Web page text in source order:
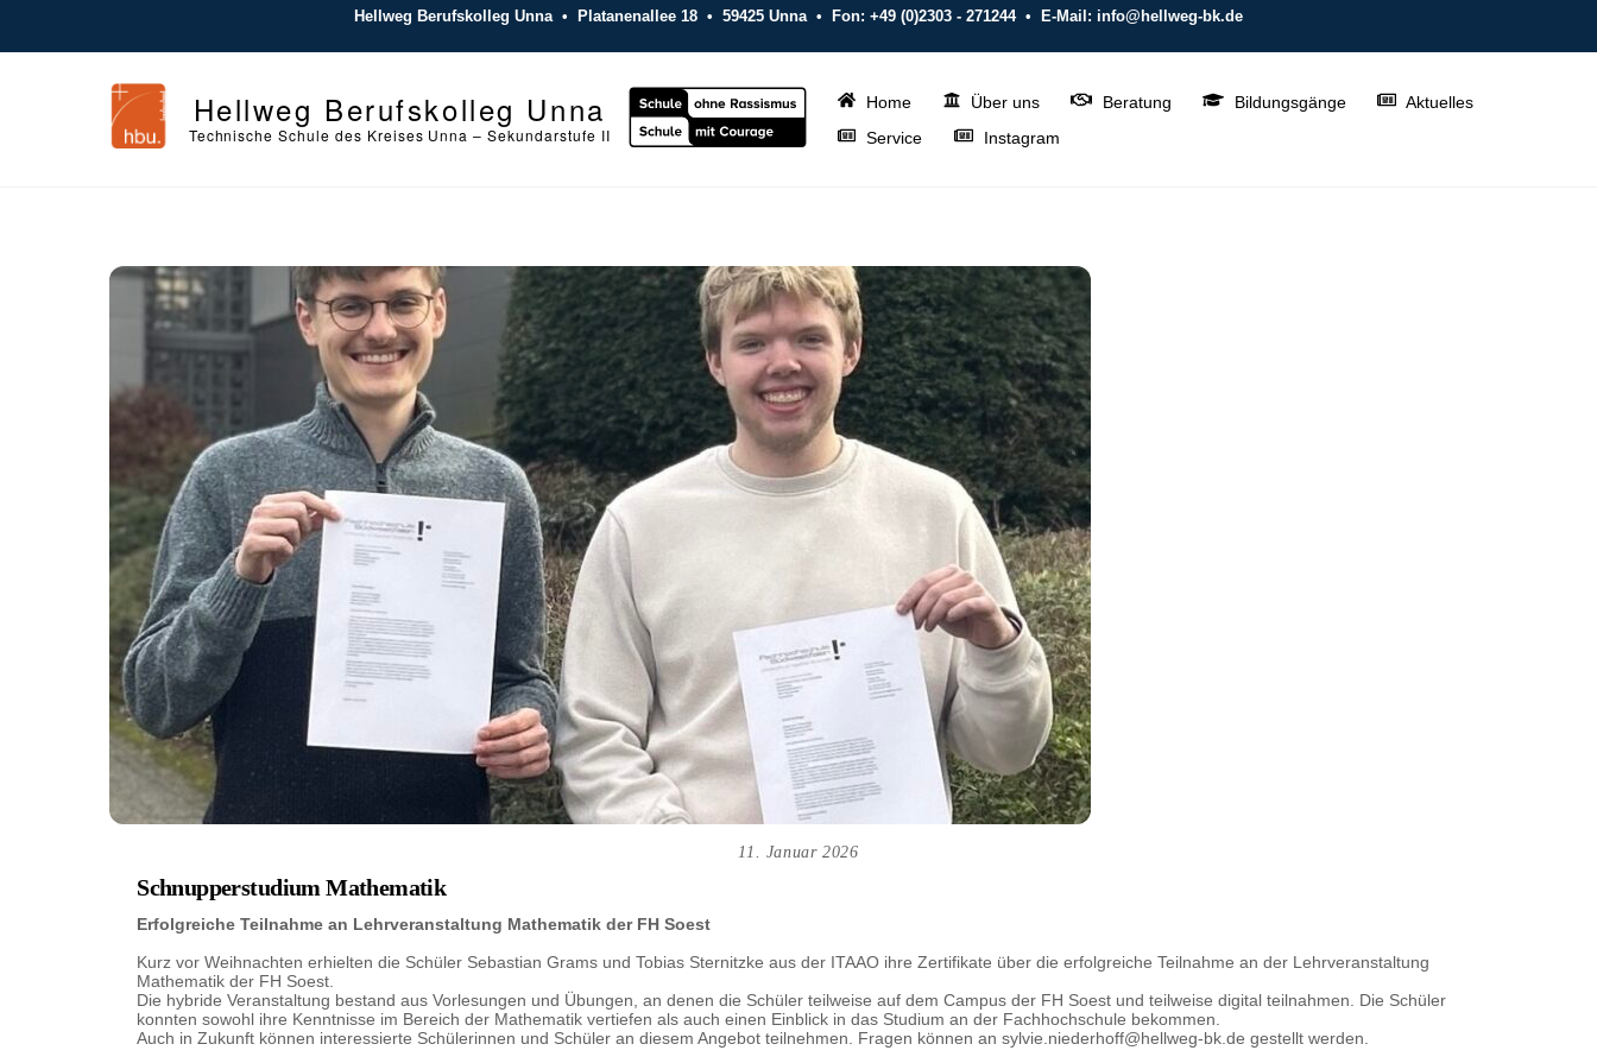
Hellweg Berufskolleg Unna • Platanenallee 18 • 59425 Unna • Fon: +49 (0)2303 - 271244 • E-Mail: info@hellweg-bk.de
Hellweg Berufskolleg Unna
Technische Schule des Kreises Unna – Sekundarstufe II
Home Über uns Beratung Bildungsgänge
Aktuelles
Service
Instagram
11. Januar 2026
Schnupperstudium Mathematik
Erfolgreiche Teilnahme an Lehrveranstaltung Mathematik der FH Soest
Kurz vor Weihnachten erhielten die Schüler Sebastian Grams und Tobias Sternitzke aus der ITAAO ihre Zertifikate über die erfolgreiche Teilnahme an der Lehrveranstaltung
Mathematik der FH Soest.
Die hybride Veranstaltung bestand aus Vorlesungen und Übungen, an denen die Schüler teilweise auf dem Campus der FH Soest und teilweise digital teilnahmen. Die Schüler
konnten sowohl ihre Kenntnisse im Bereich der Mathematik vertiefen als auch einen Einblick in das Studium an der Fachhochschule bekommen.
Auch in Zukunft können interessierte Schülerinnen und Schüler an diesem Angebot teilnehmen. Fragen können an sylvie.niederhoff@hellweg-bk.de gestellt werden.